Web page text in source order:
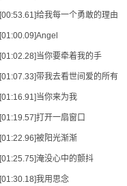
[00:53.61]给我每一个勇敢的理由
[01:00.09]Angel
[01:02.28]当你要牵着我的手
[01:07.33]带我去看世间爱的所有
[01:16.91]当你来为我
[01:19.57]打开一扇窗口
[01:22.96]被阳光渐渐
[01:25.75]淹没心中的颤抖
[01:30.18]我用思念